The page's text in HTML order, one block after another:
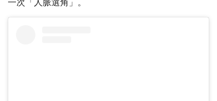
一次「人脈選角」。